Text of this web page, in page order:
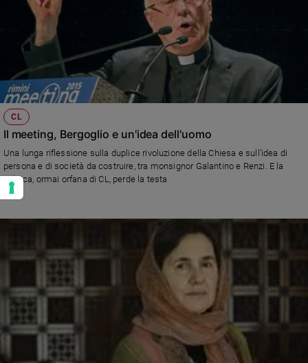
CL
Il meeting, Bergoglio e un'idea dell'uomo
Una lunga riflessione sulla duplice rivoluzione della Chiesa e sull'idea di
persona e di società da costruire, tra monsignor Galantino e Renzi. E la
politica, ormai orfana di CL, perde la testa